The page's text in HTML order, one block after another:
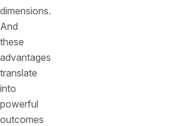
dimensions.
And
these
advantages
translate
into
powerful
outcomes